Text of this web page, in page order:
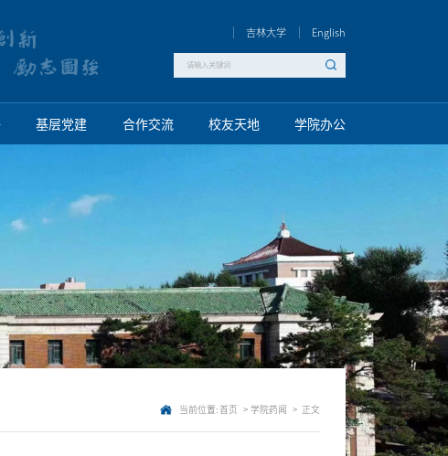
吉林大学 English
基层党建 合作交流 校友天地 学院办公
当前位置: 首页 学院药闻 正文